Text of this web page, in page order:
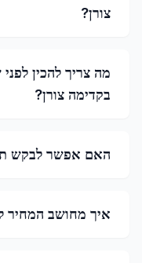
צורן?
מה צריך להכין לפני
בקדימה צורן?
האם אפשר לבקש
איך מחושב המחיר